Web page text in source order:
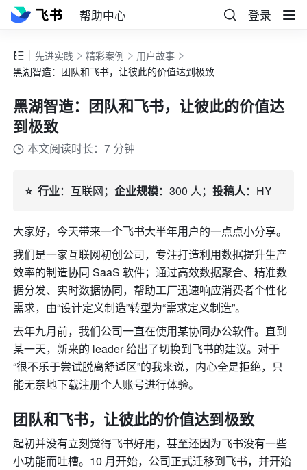
帮助中心 登录
先进实践 精彩案例
用户故事
黑湖智造：团队和飞书，让彼此的价值达到极致
黑湖智造：团队和飞书，让彼此的价值达
到极致
本文阅读时长：7 分钟
⭐️  行业：互联网；企业规模：300 人；投稿人：HY
大家好，今天带来一个飞书大半年用户的一点点小分享。
我们是一家互联网初创公司，专注打造利用数据提升生产
效率的制造协同 SaaS 软件；通过高效数据聚合、精准数
据分发、实时数据协同，帮助工厂迅速响应消费者个性化
需求，由“设计定义制造”转型为“需求定义制造”。
去年九月前，我们公司一直在使用某协同办公软件。直到
某一天，新来的 leader 给出了切换到飞书的建议。对于
“很不乐于尝试脱离舒适区”的我来说，内心全是拒绝，只
能无奈地下载注册个人账号进行体验。
团队和飞书，让彼此的价值达到极致
起初并没有立刻觉得飞书好用，甚至还因为飞书没有一些
小功能而吐槽。10 月开始，公司正式迁移到飞书，并开始